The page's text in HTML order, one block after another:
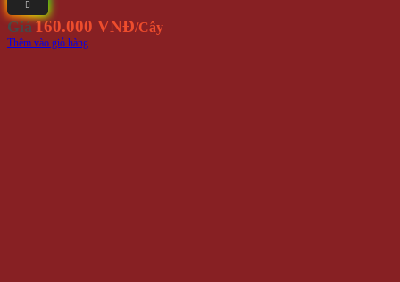
Giá160.000 VNĐ/Cây
Thêm vào giỏ hàng